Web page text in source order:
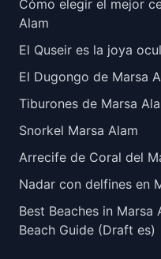
Cómo elegir el mejor
Alam
El Quseir es la joya
El Dugongo de Marsa
Tiburones de Marsa
Snorkel Marsa Alam
Arrecife de Coral del
Nadar con delfines en
Best Beaches in Marsa
Beach Guide (Draft es)